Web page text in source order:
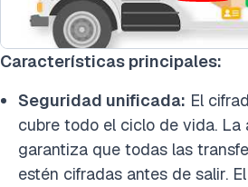
Características principales:
Seguridad unificada: El
cubre todo el ciclo de vida. La
garantiza que todas las
estén cifradas antes de salir.